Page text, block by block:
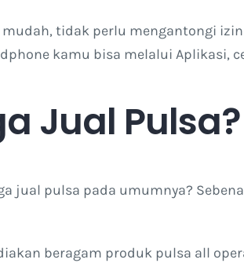
tidak perlu mengantongi
kamu bisa melalui Aplikasi,
Jual Pulsa?
jual pulsa pada umumnya?
beragam produk pulsa all